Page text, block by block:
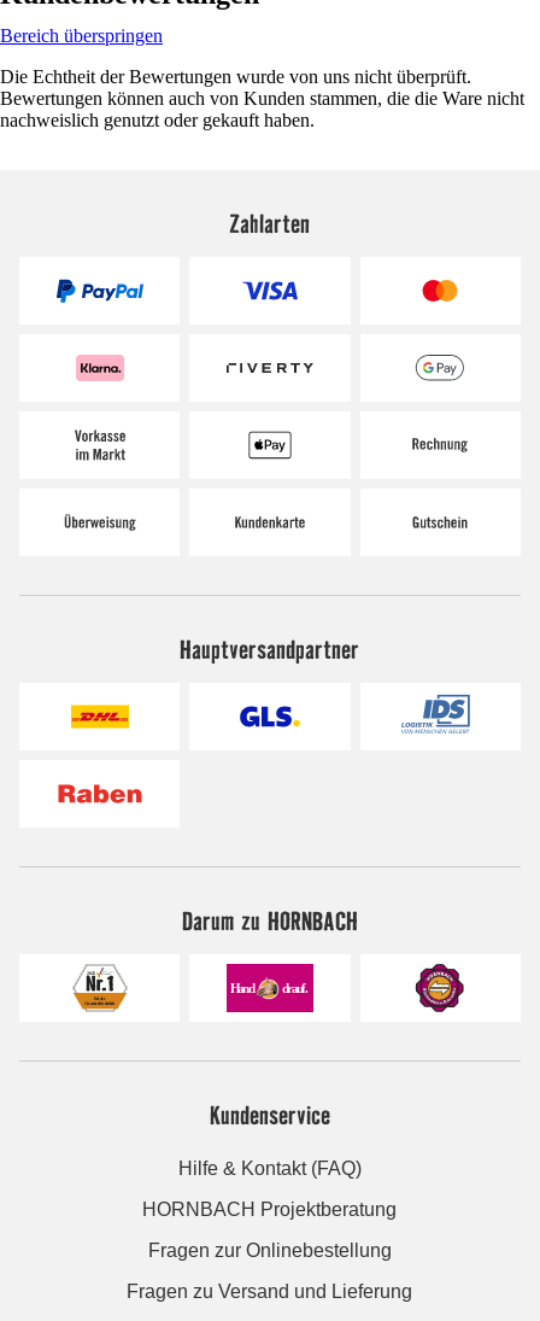
Bereich überspringen
Die Echtheit der Bewertungen wurde von uns nicht überprüft.
Bewertungen können auch von Kunden stammen, die die Ware nicht
nachweislich genutzt oder gekauft haben.
Zahlarten
Hauptversandpartner
Darum zu HORNBACH
Kundenservice
Hilfe & Kontakt (FAQ)
HORNBACH Projektberatung
Fragen zur Onlinebestellung
Fragen zu Versand und Lieferung